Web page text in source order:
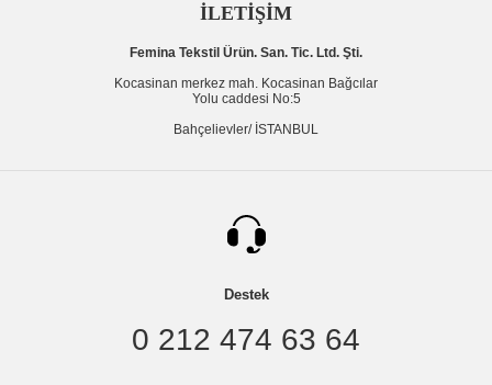
İLETİŞİM
Femina Tekstil Ürün. San. Tic. Ltd. Şti.
Kocasinan merkez mah. Kocasinan Bağcılar
Yolu caddesi No:5
Bahçelievler/ İSTANBUL
Destek
0 212 474 63 64